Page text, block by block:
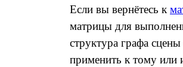
Если вы вернётесь к
матрицы для
структура графа
применить к тому или